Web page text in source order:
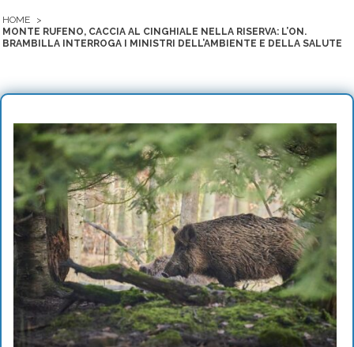
HOME
>
MONTE RUFENO, CACCIA AL CINGHIALE NELLA RISERVA: L’ON.
BRAMBILLA INTERROGA I MINISTRI DELL’AMBIENTE E DELLA SALUTE